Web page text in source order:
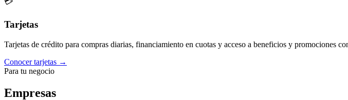
Tarjetas
Tarjetas de crédito para compras diarias, financiamiento en cuotas y acceso a beneficios y promociones
Conocer tarjetas →
Para tu negocio
Empresas